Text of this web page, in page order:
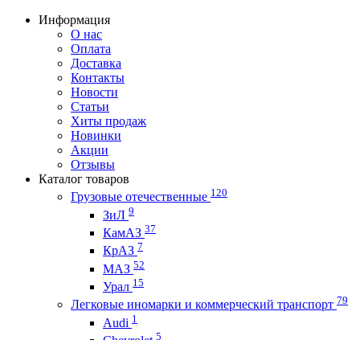
Информация
О нас
Оплата
Доставка
Контакты
Новости
Статьи
Хиты продаж
Новинки
Акции
Отзывы
Каталог товаров
Грузовые отечественные 120
ЗиЛ 9
КамАЗ 37
КрАЗ 7
МАЗ 52
Урал 15
Легковые иномарки и коммерческий транспорт 79
Audi 1
5